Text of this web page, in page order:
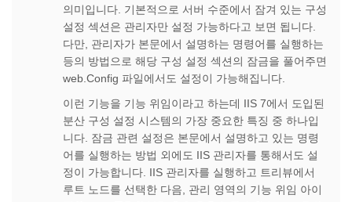
의미입니다. 기본적으로 서버 수준에서 잠겨 있는 구성
설정 섹션은 관리자만 설정 가능하다고 보면 됩니다.
다만, 관리자가 본문에서 설명하는 명령어를 실행하는
등의 방법으로 해당 구성 설정 섹션의 잠금을 풀어주면
web.Config 파일에서도 설정이 가능해집니다.
이런 기능을 기능 위임이라고 하는데 IIS 7에서 도입된
분산 구성 설정 시스템의 가장 중요한 특징 중 하나입
니다. 잠금 관련 설정은 본문에서 설명하고 있는 명령
어를 실행하는 방법 외에도 IIS 관리자를 통해서도 설
정이 가능합니다. IIS 관리자를 실행하고 트리뷰에서
루트 노드를 선택한 다음, 관리 영역의 기능 위임 아이